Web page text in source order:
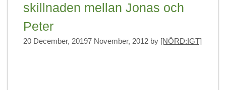
skillnaden mellan Jonas och
Peter
20 December, 20197 November, 2012 by [NÖRD:IGT]